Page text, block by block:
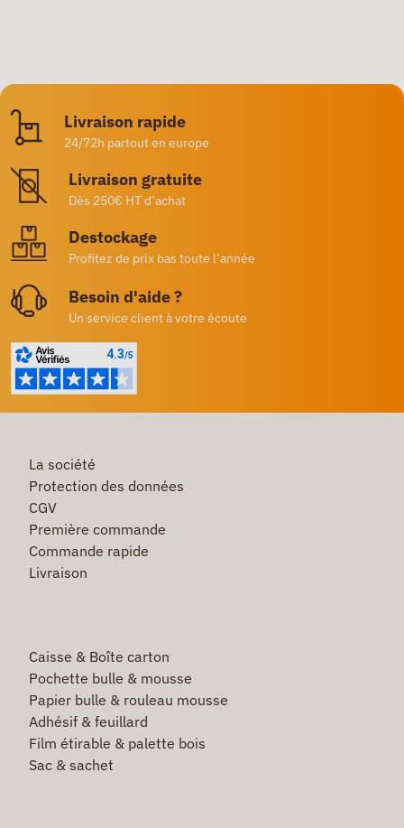
Livraison rapide
24/72h partout en europe
Livraison gratuite
Dès 250€ HT d’achat
Destockage
Profitez de prix bas toute l’année
Besoin d'aide ?
Un service client à votre écoute
La société
Protection des données
CGV
Première commande
Commande rapide
Livraison
Caisse & Boîte carton
Pochette bulle & mousse
Papier bulle & rouleau mousse
Adhésif & feuillard
Film étirable & palette bois
Sac & sachet